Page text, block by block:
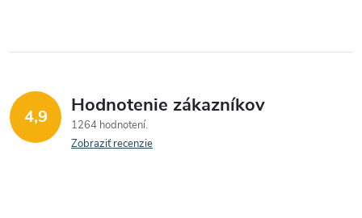
p
v
k
4,9 Hodnotenie zákazníkov
1264 hodnotení
Zobraziť recenzie